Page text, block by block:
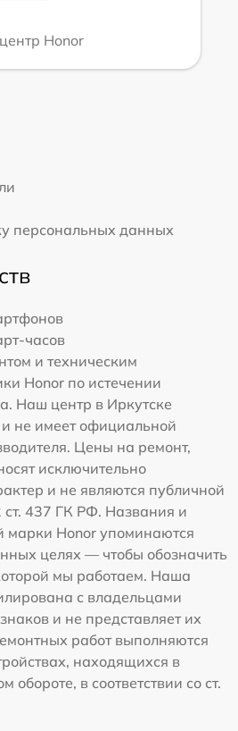
Honor
персональных данных
часов
и техническим
Honor по истечении
Наш центр в Иркутске
не имеет официальной
Цены на ремонт,
исключительно
и не являются публичной
ст. 437 ГК РФ. Названия и
марки Honor упоминаются
целях — чтобы обозначить
мы работаем. Наша
с владельцами
и не представляет их
работ выполняются
находящихся в
в соответствии со ст.